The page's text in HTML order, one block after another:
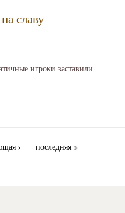
славу
игроки заставили
› последняя »